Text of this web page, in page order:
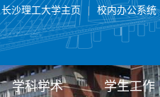
长沙理工大学主页 校内办公系统
学科学术 学生工作